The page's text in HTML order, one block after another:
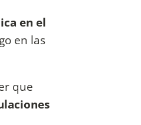
en el
en las
que